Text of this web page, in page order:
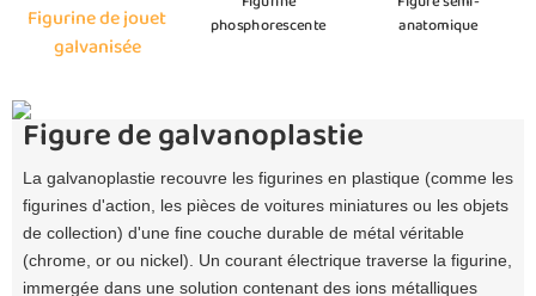
Figurine de jouet
galvanisée
phosphorescente
anatomique
Figure de galvanoplastie
La galvanoplastie recouvre les figurines en plastique (comme les
figurines d'action, les pièces de voitures miniatures ou les objets
de collection) d'une fine couche durable de métal véritable
(chrome, or ou nickel). Un courant électrique traverse la figurine,
immergée dans une solution contenant des ions métalliques